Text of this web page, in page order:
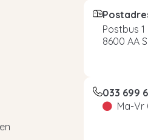
Postbus 1
8600 AA
033 699
Ma-Vr